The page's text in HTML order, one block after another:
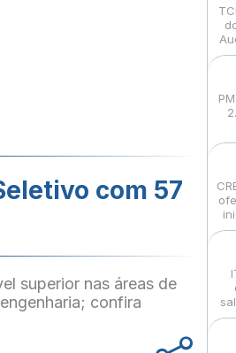
com 57
superior nas áreas de
confira